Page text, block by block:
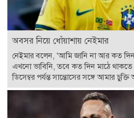
অবসর নিয়ে ধোঁয়াশায় নেইমার
নেইমার বলেন, ‘আমি জানি না আর কত
এখনো ভাবিনি, তবে কত দিন মাঠে থাকতে
ডিসেম্বর পর্যন্ত সান্তোসের সঙ্গে আমার